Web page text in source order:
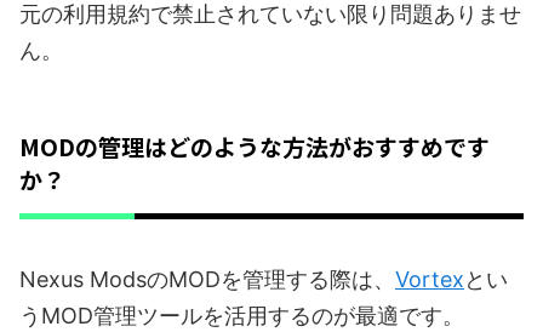
元の利用規約で禁止されていない限り問題ありませ
ん。
MODの管理はどのような方法がおすすめです
か？
Nexus ModsのMODを管理する際は、 Vortexとい
うMOD管理ツールを活用するのが最適です。